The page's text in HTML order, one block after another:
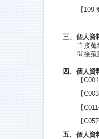
【 109
三、個人資
直接蒐
間接蒐
四、個人資
【C001
【C003
【C011
【C057
五、個人資